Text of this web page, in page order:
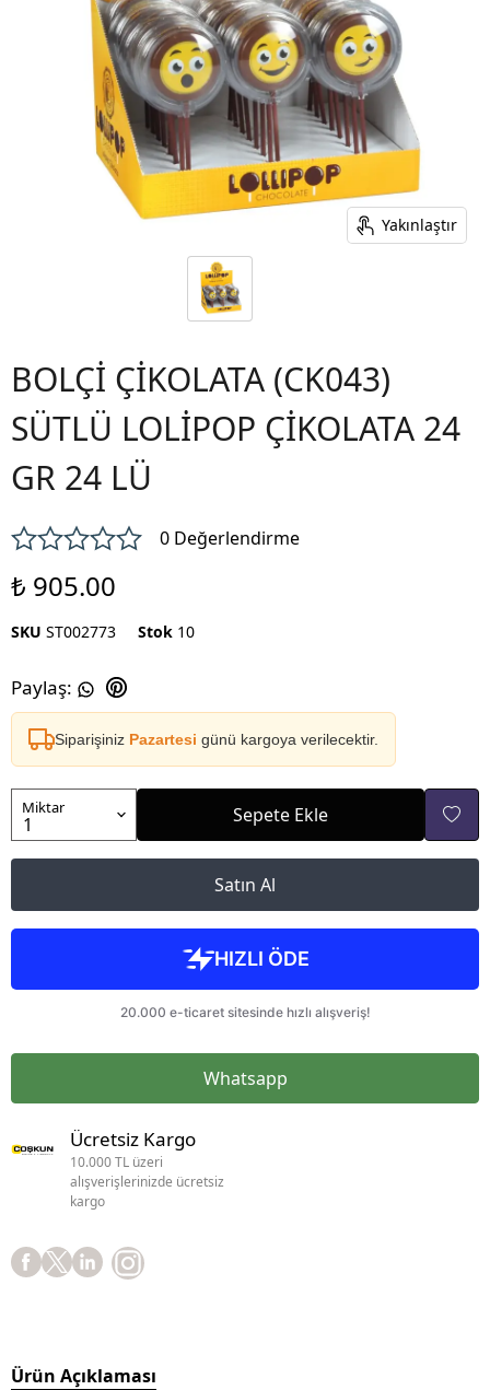
Yakınlaştır
BOLÇİ ÇİKOLATA (CK043)
SÜTLÜ LOLİPOP ÇİKOLATA 24
GR 24 LÜ
0 Değerlendirme
₺ 905.00
SKU ST002773 Stok 10
Paylaş:
Siparişiniz Pazartesi günü kargoya verilecektir.
Miktar Sepete Ekle
Satın Al
Whatsapp
Ücretsiz Kargo
10.000 TL üzeri
alışverişlerinizde ücretsiz
kargo
Ürün Açıklaması